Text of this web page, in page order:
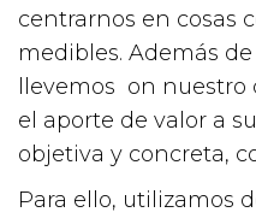
centrarnos en cosas
medibles. Además
llevemos on
el aporte de valor a
objetiva y concreta,
Para ello, utilizamos